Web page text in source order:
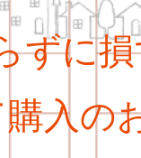
に損
入の